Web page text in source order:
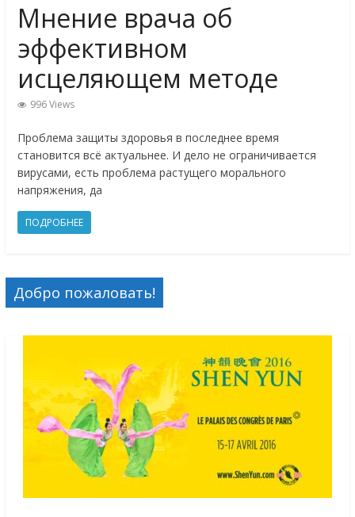
Мнение врача об
эффективном
исцеляющем методе
996 Views
Проблема защиты здоровья в последнее время
становится всё актуальнее. И дело не ограничивается
вирусами, есть проблема растущего морального
напряжения, да
ПОДРОБНЕЕ
Добро пожаловать!